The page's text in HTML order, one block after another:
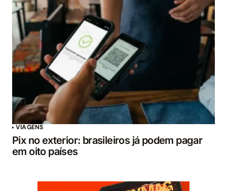
VIAGENS
Pix no exterior: brasileiros já podem pagar
em oito países